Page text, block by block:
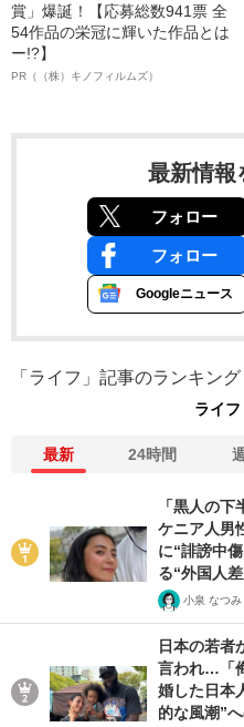
賞」爆誕！【応募総数941票 全
54作品の栄冠に輝いた作品とは
ー!?】
PR（（株）キノフィルムズ）
最新情報
フォロー
フォロー
Googleニュース
「ライフ」記事のランキング
ライフ
最新 24時間
「黒人の
ケニア人男
に“誹謗中
る“外国人
小泉 なつみ
日本の若者
言われ…「
婚した日本
的な風潮”